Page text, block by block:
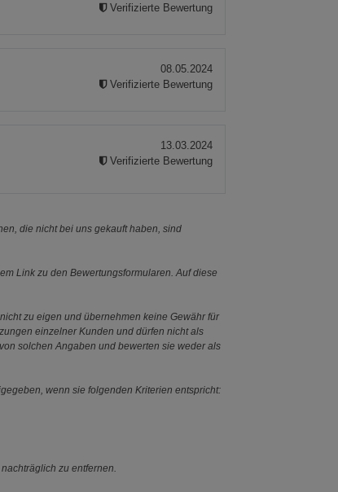
Verifizierte Bewertung
08.05.2024
Verifizierte Bewertung
13.03.2024
Verifizierte Bewertung
die nicht bei uns gekauft haben, sind
Link zu den Bewertungsformularen. Auf diese
zu eigen und übernehmen keine Gewähr für
einzelner Kunden und dürfen nicht als
solchen Angaben und bewerten sie weder als
wenn sie folgenden Kriterien entspricht:
zu entfernen.